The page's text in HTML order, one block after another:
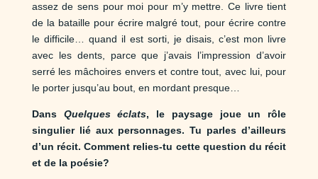
assez de sens pour moi pour m’y mettre. Ce livre tient
de la bataille pour écrire malgré tout, pour écrire contre
le difficile… quand il est sorti, je disais, c’est mon livre
avec les dents, parce que j’avais l’impression d’avoir
serré les mâchoires envers et contre tout, avec lui, pour
le porter jusqu’au bout, en mordant presque…
Dans Quelques éclats, le paysage joue un rôle
singulier lié aux personnages. Tu parles d’ailleurs
d’un récit. Comment relies-tu cette question du récit
et de la poésie?